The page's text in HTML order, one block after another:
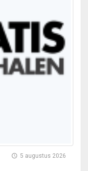
5 augustus 2026